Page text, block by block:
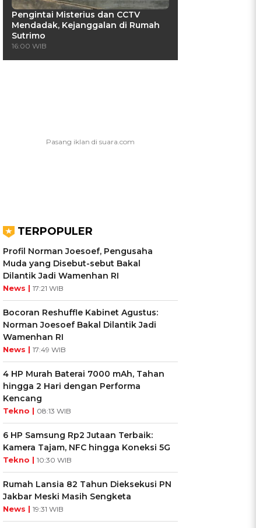
Pengintai Misterius dan CCTV
Mendadak, Kejanggalan di Rumah
Sutrimo
16:00 WIB
TERPOPULER
Profil Norman Joesoef, Pengusaha
Muda yang Disebut-sebut Bakal
Dilantik Jadi Wamenhan RI
News | 17:21 WIB
Bocoran Reshuffle Kabinet Agustus:
Norman Joesoef Bakal Dilantik Jadi
Wamenhan RI
News | 17:49 WIB
4 HP Murah Baterai 7000 mAh, Tahan
hingga 2 Hari dengan Performa
Kencang
Tekno | 08:13 WIB
6 HP Samsung Rp2 Jutaan Terbaik:
Kamera Tajam, NFC hingga Koneksi 5G
Tekno | 10:30 WIB
Rumah Lansia 82 Tahun Dieksekusi PN
Jakbar Meski Masih Sengketa
News | 19:31 WIB